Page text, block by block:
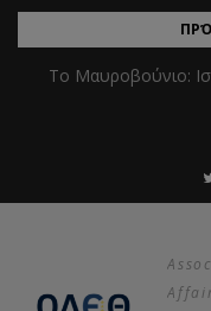
Το Μαυροβούνιο: